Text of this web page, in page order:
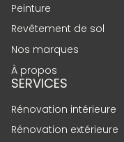
Peinture
Revêtement de sol
Nos marques
À propos
SERVICES
Rénovation intérieure
Rénovation extérieure